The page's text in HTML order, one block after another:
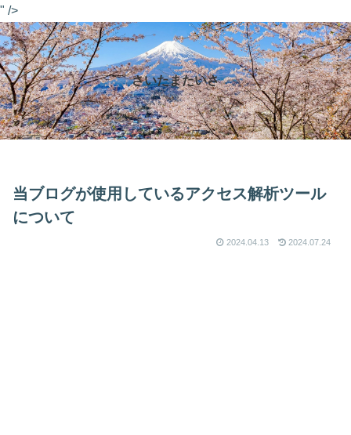
" />
さいたまたいさ
当ブログが使用しているアクセス解析ツール
について
2024.04.13 2024.07.24